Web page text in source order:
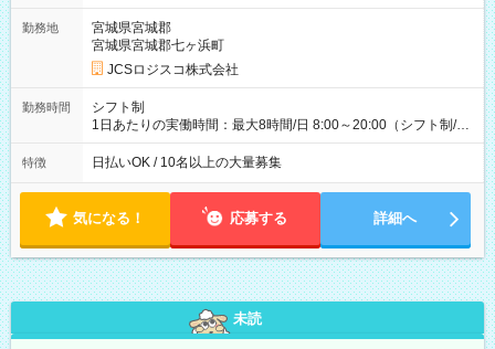
ど！ ・主要都市エリア 月収55万円／週5日稼働 月収65万~112
万円／週6日稼働 ・地方郊外エリア 月収40万円／週5日稼働 月
収40万円~50万円／週6日稼働 ＜モデルイメージ＞ ■月収50万
円 (27歳男性/江東区在住)※元建築関係 1日150個配達×25日勤務
(日休み) ■月収80万円(43歳男性/墨田区在住)※元営業 1日200個
勤務地
宮城県宮城郡
宮城県宮城郡七ヶ浜町
JCSロジスコ株式会社
勤務時間
シフト制
1日あたりの実働時間：最大8時間/日 8:00～20:00（シフト制/実
働8時間） ※週5日勤務（場所次第では週4も有り） ※配達状況
によって時間外での勤務可能性有り ※案件により多少の前後あ
特徴 日払いOK / 10名以上の大量募集
気になる！ 応募する 詳細へ
未読